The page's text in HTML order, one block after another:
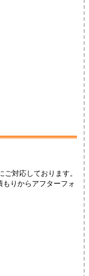
対応しております。
りからアフターフォ